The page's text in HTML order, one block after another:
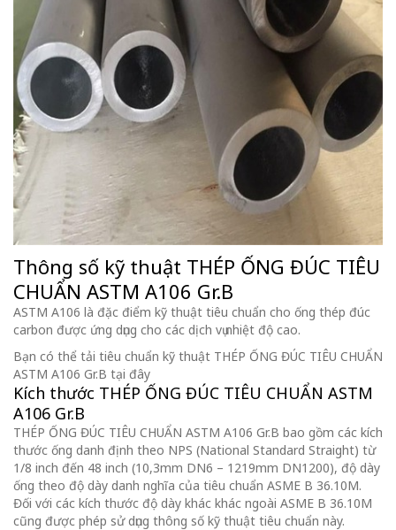
Thông số kỹ thuật THÉP ỐNG ĐÚC TIÊU
CHUẨN ASTM A106 Gr.B
ASTM A106 là đặc điểm kỹ thuật tiêu chuẩn cho ống thép đúc
carbon được ứng dụng cho các dịch vụ nhiệt độ cao.
Bạn có thể tải tiêu chuẩn kỹ thuật THÉP ỐNG ĐÚC TIÊU CHUẨN
ASTM A106 Gr.B tại đây
Kích thước THÉP ỐNG ĐÚC TIÊU CHUẨN ASTM
A106 Gr.B
THÉP ỐNG ĐÚC TIÊU CHUẨN ASTM A106 Gr.B bao gồm các kích
thước ống danh định theo NPS (National Standard Straight) từ
1/8 inch đến 48 inch (10,3mm DN6 – 1219mm DN1200), độ dày
ống theo độ dày danh nghĩa của tiêu chuẩn ASME B 36.10M.
Đối với các kích thước độ dày khác khác ngoài ASME B 36.10M
cũng được phép sử dụng thông số kỹ thuật tiêu chuẩn này.